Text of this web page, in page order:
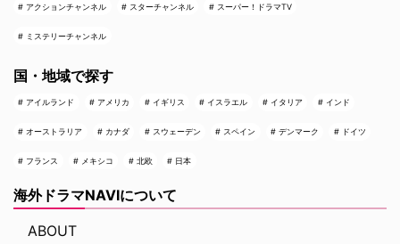
アクションチャンネル スターチャンネル スーパー！ドラマTV
ミステリーチャンネル
国・地域で探す
アイルランド アメリカ イギリス イスラエル イタリア インド
オーストラリア カナダ スウェーデン スペイン デンマーク ドイツ
フランス メキシコ 北欧 日本
海外ドラマNAVIについて
ABOUT